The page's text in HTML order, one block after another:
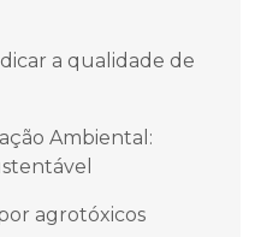
a qualidade de
Ambiental:
agrotóxicos